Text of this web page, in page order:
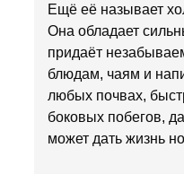
Ещё её называет
Она обладает
придаёт
блюдам, чаям и
любых почвах,
боковых побегов,
может дать жизнь